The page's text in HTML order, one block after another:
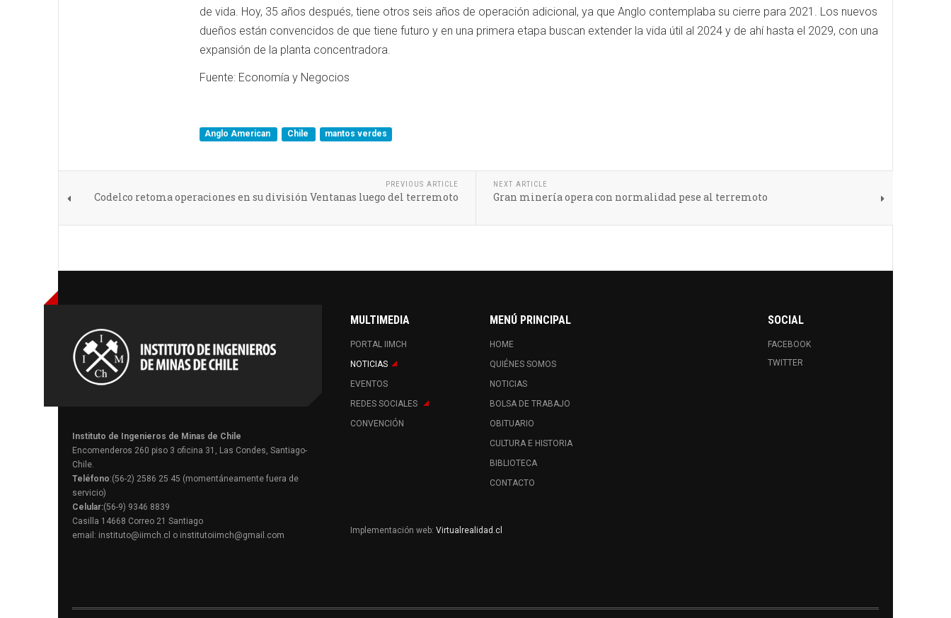
de vida. Hoy, 35 años después, tiene otros seis años de operación adicional, ya que Anglo contemplaba su cierre para 2021. Los nuevos
dueños están convencidos de que tiene futuro y en una primera etapa buscan extender la vida útil al 2024 y de ahí hasta el 2029, con una
expansión de la planta concentradora.
Fuente: Economía y Negocios
Anglo American Chile mantos verdes
PREVIOUS ARTICLE
Codelco retoma operaciones en su división Ventanas luego del terremoto
NEXT ARTICLE
Gran minería opera con normalidad pese al terremoto
Instituto de Ingenieros de Minas de Chile
Encomenderos 260 piso 3 oficina 31, Las Condes, Santiago-
Chile.
Teléfono:(56-2) 2586 25 45 (momentáneamente fuera de
servicio)
Celular:(56-9) 9346 8839
Casilla 14668 Correo 21 Santiago
email: instituto@iimch.cl o institutoiimch@gmail.com
MULTIMEDIA
PORTAL IIMCH
NOTICIAS
EVENTOS
REDES SOCIALES
CONVENCIÓN
MENÚ PRINCIPAL
HOME
QUIÉNES SOMOS
NOTICIAS
BOLSA DE TRABAJO
OBITUARIO
CULTURA E HISTORIA
BIBLIOTECA
CONTACTO
SOCIAL
FACEBOOK
TWITTER
Implementación web:Virtualrealidad.cl